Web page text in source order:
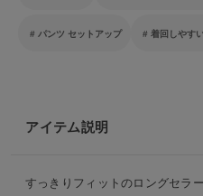
パンツ セットアップ 着回しやす
アイテム説明
すっきりフィットのロングセラー